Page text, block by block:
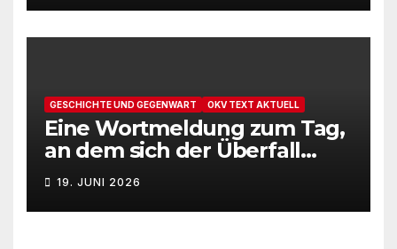
GESCHICHTE UND GEGENWART OKV TEXT AKTUELL
Eine Wortmeldung zum Tag,
an dem sich der Überfall
Deutschlands auf die UdSSR
1941 zum 85. Male jährt
19. JUNI 2026